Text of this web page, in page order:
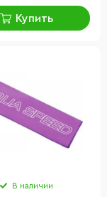
Купить
В наличии